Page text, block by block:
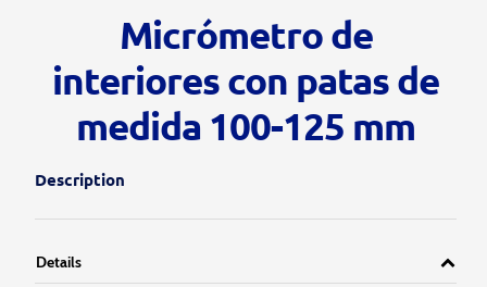
Micrómetro de
interiores con patas de
medida 100-125 mm
Description
Details